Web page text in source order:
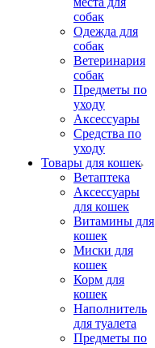
собак
Одежда для
собак
Ветеринария
собак
Предметы по
уходу
Аксессуары
Средства по
уходу
Товары для кошек
Ветаптека
Аксессуары
для кошек
Витамины для
кошек
Миски для
кошек
Корм для
кошек
Наполнитель
для туалета
Предметы по